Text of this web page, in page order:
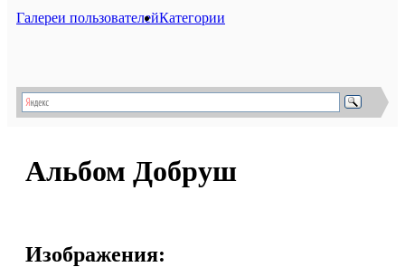
Галереи пользователейКатегории
Альбом Добруш
Изображения: